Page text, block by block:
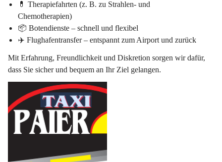
💊 Therapiefahrten (z. B. zu Strahlen- und
Chemotherapien)
📦 Botendienste – schnell und flexibel
✈️ Flughafentransfer – entspannt zum Airport und zurück
Mit Erfahrung, Freundlichkeit und Diskretion sorgen wir dafür,
dass Sie sicher und bequem an Ihr Ziel gelangen.